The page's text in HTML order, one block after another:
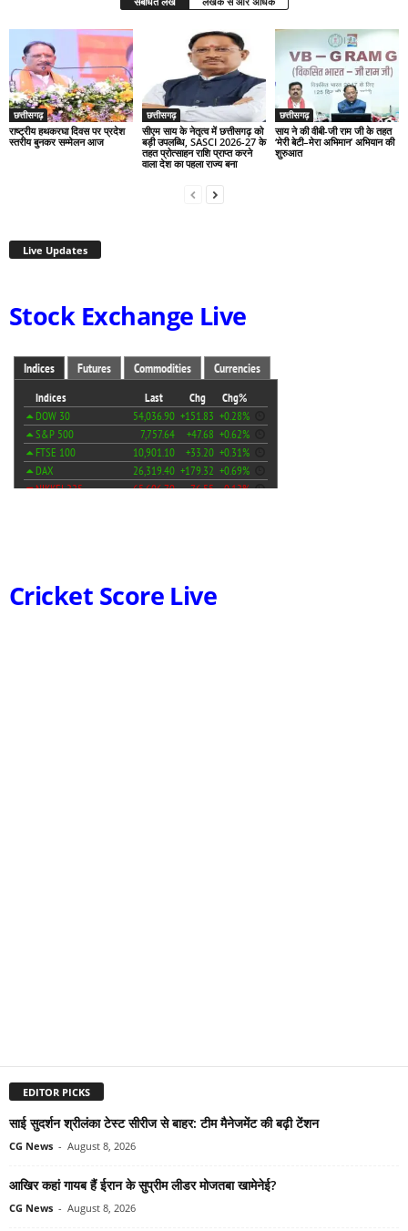
छत्तीसगढ़
राष्ट्रीय हथकरघा दिवस पर प्रदेश
स्तरीय बुनकर सम्मेलन आज
छत्तीसगढ़
सीएम साय के नेतृत्व में छत्तीसगढ़ को
बड़ी उपलब्धि, SASCI 2026-27 के
तहत प्रोत्साहन राशि प्राप्त करने
वाला देश का पहला राज्य बना
छत्तीसगढ़
साय ने की वीबी-जी राम जी के तहत
‘मेरी बेटी–मेरा अभिमान’ अभियान की
शुरुआत
Live Updates
Stock Exchange Live
Cricket Score Live
EDITOR PICKS
साई सुदर्शन श्रीलंका टेस्ट सीरीज से बाहर: टीम मैनेजमेंट की बढ़ी टेंशन
CG News - August 8, 2026
आखिर कहां गायब हैं ईरान के सुप्रीम लीडर मोजतबा खामेनेई?
CG News - August 8, 2026